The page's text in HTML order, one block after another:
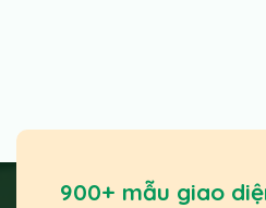
900+ mẫu giao